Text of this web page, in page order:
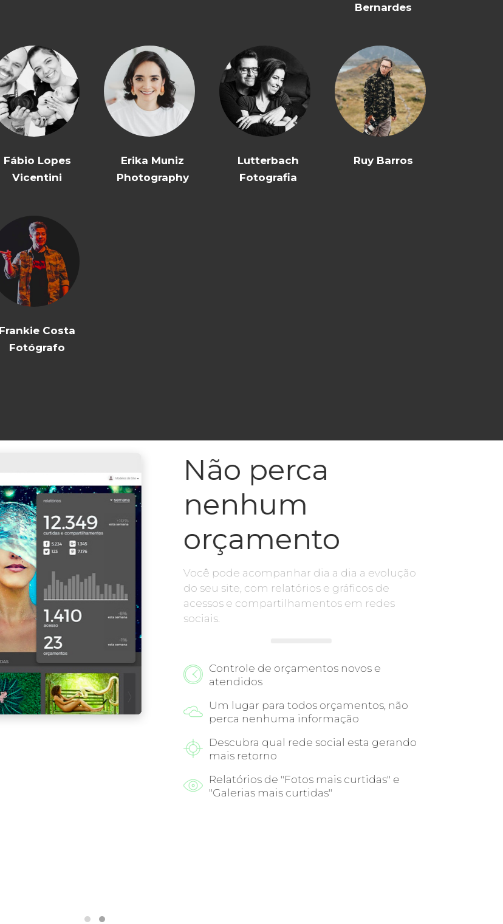
Bernardes
Fábio Lopes
Vicentini
Erika Muniz
Photography
Lutterbach
Fotografia
Ruy Barros
Frankie Costa
Fotógrafo
Não perca
nenhum
orçamento
Você pode acompanhar dia a dia a evolução
do seu site, com relatórios e gráficos de
acessos e compartilhamentos em redes
sociais.
Controle de orçamentos novos e
atendidos
Um lugar para todos orçamentos, não
perca nenhuma informação
Descubra qual rede social esta gerando
mais retorno
Relatórios de "Fotos mais curtidas" e
"Galerias mais curtidas"